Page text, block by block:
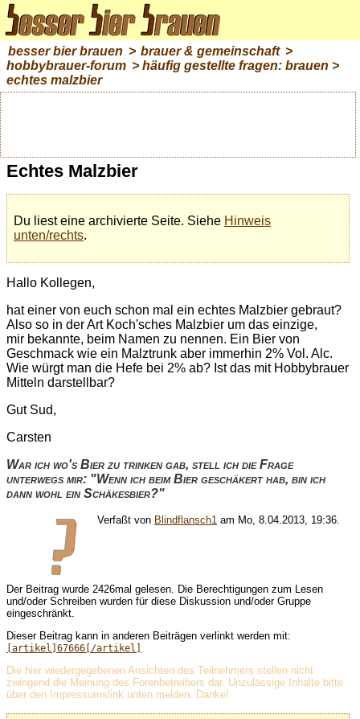
besser bier brauen > brauer & gemeinschaft >
hobbybrauer-forum > häufig gestellte fragen: brauen >
echtes malzbier
Echtes Malzbier
Du liest eine archivierte Seite. Siehe Hinweis
unten/rechts.
Hallo Kollegen,
hat einer von euch schon mal ein echtes Malzbier gebraut?
Also so in der Art Koch'sches Malzbier um das einzige,
mir bekannte, beim Namen zu nennen. Ein Bier von
Geschmack wie ein Malztrunk aber immerhin 2% Vol. Alc.
Wie würgt man die Hefe bei 2% ab? Ist das mit Hobbybrauer
Mitteln darstellbar?
Gut Sud,
Carsten
War ich wo's Bier zu trinken gab, stell ich die Frage
unterwegs mir: "Wenn ich beim Bier geschäkert hab, bin ich
dann wohl ein Schäkesbier?"
Verfaßt von Blindflansch1 am Mo, 8.04.2013, 19:36.
Der Beitrag wurde 2426mal gelesen. Die Berechtigungen zum Lesen
und/oder Schreiben wurden für diese Diskussion und/oder Gruppe
eingeschränkt.
Dieser Beitrag kann in anderen Beiträgen verlinkt werden mit:
[artikel]67666[/artikel]
Die hier wiedergegebenen Ansichten des Teilnehmers stellen nicht
zwingend die Meinung des Forenbetreibers dar. Unzulässige Inhalte bitte
über den Impressumslink unten melden. Danke!